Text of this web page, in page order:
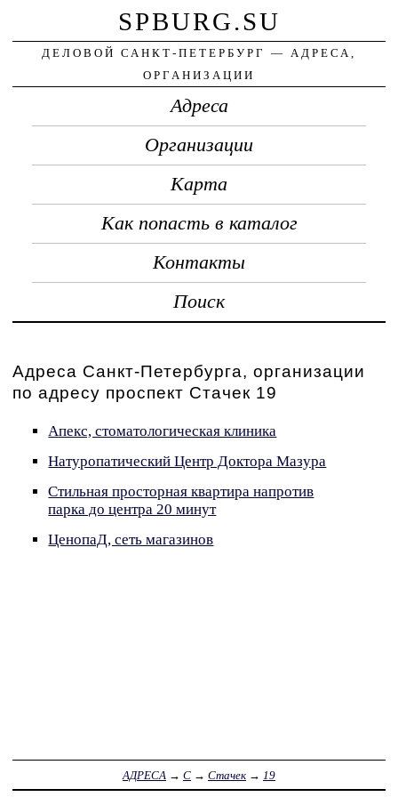
SPBURG.SU
ДЕЛОВОЙ САНКТ-ПЕТЕРБУРГ — АДРЕСА,
ОРГАНИЗАЦИИ
Адреса
Организации
Карта
Как попасть в каталог
Контакты
Поиск
Адреса Санкт-Петербурга, организации
по адресу проспект Стачек 19
Апекс, стоматологическая клиника
Натуропатический Центр Доктора Мазура
Стильная просторная квартира напротив
парка до центра 20 минут
ЦенопаД, сеть магазинов
АДРЕСА → С → Стачек → 19